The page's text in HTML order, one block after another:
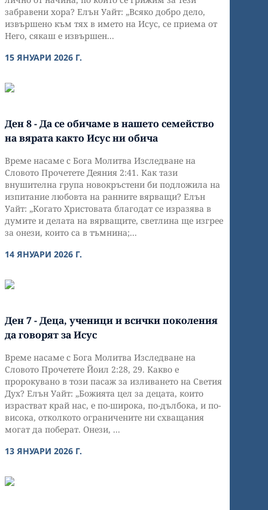
забравени хора? Елън Уайт: „Всяко добро дело,
извършено към тях в името на Исус, се приема от
Него, сякаш е извършен...
15 ЯНУАРИ 2026 Г.
Ден 8 - Да се обичаме в нашето семейство
на вярата както Исус ни обича
Време насаме с Бога Молитва Изследване на
Словото Прочетете Деяния 2:41. Как тази
внушителна група новокръстени би подложила на
изпитание любовта на ранните вярващи? Елън
Уайт: „Когато Христовата благодат се изразява в
думите и делата на вярващите, светлина ще изгрее
за онези, които са в тъмнина;...
14 ЯНУАРИ 2026 Г.
Ден 7 - Деца, ученици и всички поколения
да говорят за Исус
Време насаме с Бога Молитва Изследване на
Словото Прочетете Йоил 2:28, 29. Какво е
пророкувано в този пасаж за изливането на Светия
Дух? Елън Уайт: „Божията цел за децата, които
израстват край нас, е по-широка, по-дълбока, и по-
висока, отколкото ограничените ни схващания
могат да поберат. Онези, ...
13 ЯНУАРИ 2026 Г.